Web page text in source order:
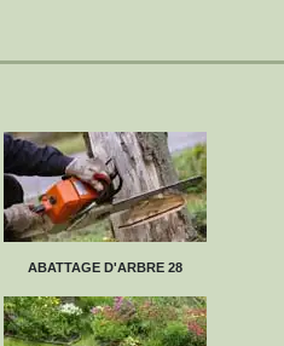
ABATTAGE D'ARBRE 28